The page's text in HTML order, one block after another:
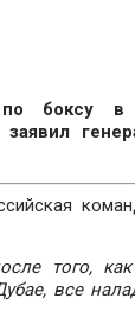
боксу в
того,
все